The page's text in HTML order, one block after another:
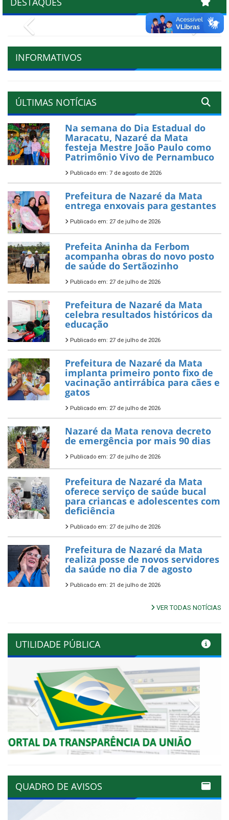
Next
INFORMATIVOS
ÚLTIMAS NOTÍCIAS
Na semana do Dia Estadual do
Maracatu, Nazaré da Mata
festeja Mestre João Paulo como
Patrimônio Vivo de Pernambuco
Publicado em: 7 de agosto de 2026
Prefeitura de Nazaré da Mata
entrega enxovais para gestantes
Publicado em: 27 de julho de 2026
Prefeita Aninha da Ferbom
acompanha obras do novo posto
de saúde do Sertãozinho
Publicado em: 27 de julho de 2026
Prefeitura de Nazaré da Mata
celebra resultados históricos da
educação
Publicado em: 27 de julho de 2026
Prefeitura de Nazaré da Mata
implanta primeiro ponto fixo de
vacinação antirrábica para cães e
gatos
Publicado em: 27 de julho de 2026
Nazaré da Mata renova decreto
de emergência por mais 90 dias
Publicado em: 27 de julho de 2026
Prefeitura de Nazaré da Mata
oferece serviço de saúde bucal
para criancas e adolescentes com
deficiência
Publicado em: 27 de julho de 2026
Prefeitura de Nazaré da Mata
realiza posse de novos servidores
da saúde no dia 7 de agosto
Publicado em: 21 de julho de 2026
VER TODAS NOTÍCIAS
UTILIDADE PÚBLICA
Previous
QUADRO DE AVISOS